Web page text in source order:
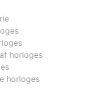
horloges
horloges